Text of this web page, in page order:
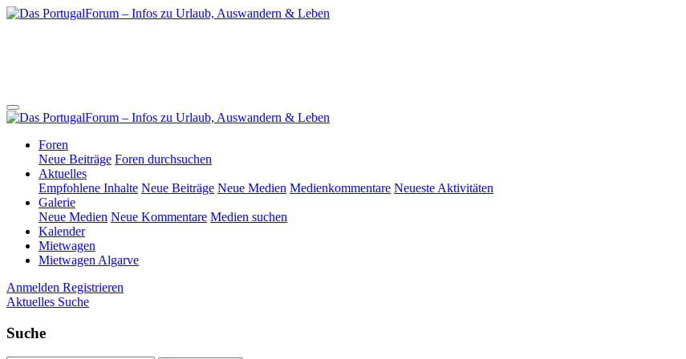
Foren
Neue Beiträge Foren durchsuchen
Aktuelles
Empfohlene Inhalte Neue Beiträge Neue Medien Medienkommentare Neueste Aktivitäten
Galerie
Neue Medien Neue Kommentare Medien suchen
Kalender
Mietwagen
Mietwagen Algarve
Anmelden Registrieren
Aktuelles Suche
Suche